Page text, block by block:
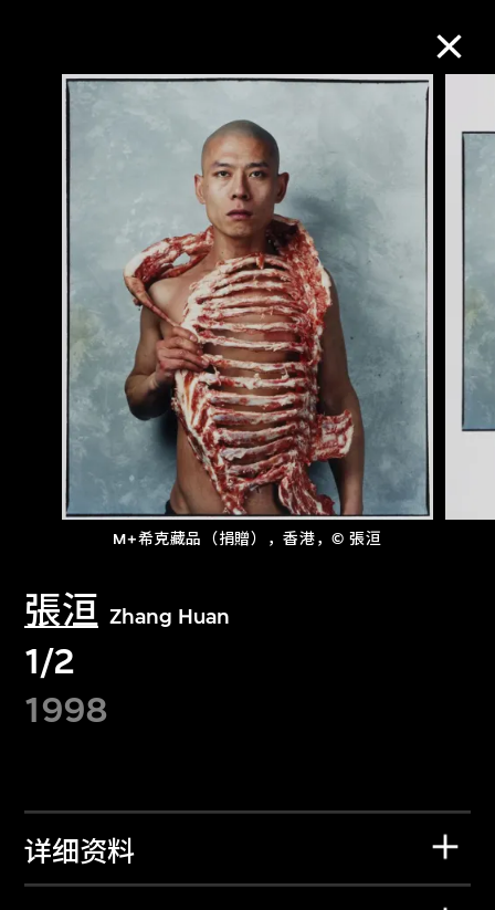
M+希克藏品（捐贈），香港，© 張洹
張洹 Zhang Huan
1/2
1998
详细资料
M+藏品
进一步筛选 搜索
关于M+藏品
探索世界顶级的二十及二十一世纪视觉
文化藏品。